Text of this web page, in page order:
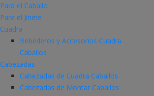
Para el Caballo
Para el Jinete
Cuadra
Bebederos y Accesorios Cuadra
Caballos
Cabezadas
Cabezadas de Cuadra Caballos
Cabezadas de Montar Caballos